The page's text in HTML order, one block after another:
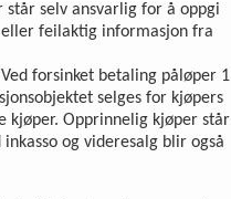
står selv ansvarlig for å oppgi
eller feilaktig informasjon fra
forsinket betaling påløper 1
selges for kjøpers
kjøper. Opprinnelig kjøper står
og videresalg blir også